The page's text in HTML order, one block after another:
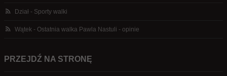
Dział - Sporty walki
Wątek - Ostatnia walka Pawla Nastuli - opinie
PRZEJDŹ NA STRONĘ